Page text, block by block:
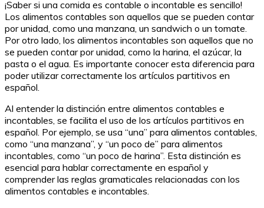
¡Saber si una comida es contable o incontable es sencillo!
Los alimentos contables son aquellos que se pueden contar
por unidad, como una manzana, un sandwich o un tomate.
Por otro lado, los alimentos incontables son aquellos que no
se pueden contar por unidad, como la harina, el azúcar, la
pasta o el agua. Es importante conocer esta diferencia para
poder utilizar correctamente los artículos partitivos en
español.
Al entender la distinción entre alimentos contables e
incontables, se facilita el uso de los artículos partitivos en
español. Por ejemplo, se usa “una” para alimentos contables,
como “una manzana”, y “un poco de” para alimentos
incontables, como “un poco de harina”. Esta distinción es
esencial para hablar correctamente en español y
comprender las reglas gramaticales relacionadas con los
alimentos contables e incontables.